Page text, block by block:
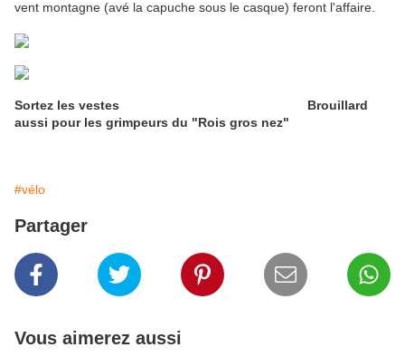
vent montagne (avé la capuche sous le casque) feront l'affaire.
Sortez les vestes
Brouillard
aussi pour les grimpeurs du "Rois gros nez"
#vélo
Partager
Vous aimerez aussi